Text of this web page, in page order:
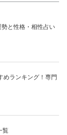
勢と性格・相性占い
めランキング！専門
覧